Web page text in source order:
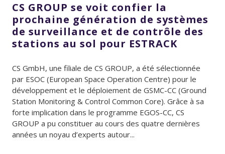
CS GROUP se voit confier la
prochaine génération de systèmes
de surveillance et de contrôle des
stations au sol pour ESTRACK
CS GmbH, une filiale de CS GROUP, a été sélectionnée
par ESOC (European Space Operation Centre) pour le
développement et le déploiement de GSMC-CC (Ground
Station Monitoring & Control Common Core). Grâce à sa
forte implication dans le programme EGOS-CC, CS
GROUP a pu constituer au cours des quatre dernières
années un noyau d’experts autour...